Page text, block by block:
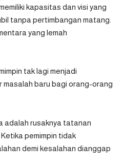
kapasitas dan visi yang
tanpa pertimbangan matang.
yang lemah
tak lagi menjadi
masalah baru bagi orang-orang
adalah rusaknya tatanan
pemimpin tidak
demi kesalahan dianggap